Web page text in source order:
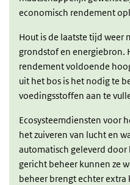
economisch rendement
Hout is de laatste tijd weer
grondstof en energiebron.
rendement voldoende
uit het bos is het nodig te
voedingsstoffen aan te
Ecosysteemdiensten voor
het zuiveren van lucht en
automatisch geleverd door
gericht beheer kunnen ze
beheer brengt echter extra